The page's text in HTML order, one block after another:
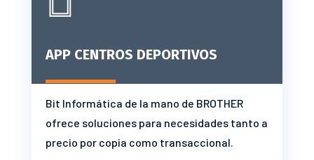
APP CENTROS DEPORTIVOS
Bit Informática de la mano de BROTHER
ofrece soluciones para necesidades tanto a
precio por copia como transaccional.